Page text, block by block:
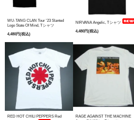
WU-TANG CLAN Tour '23 Slanted
Logo State Of Mind, Tシャツ
4,480円(税込)
NIRVANA Angelic, Tシャツ
4,480円(税込)
RED HOT CHILI PEPPERS Red
RAGE AGAINST THE MACHINE